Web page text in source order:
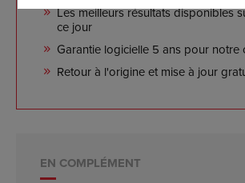
Les meilleurs résultats disponibles
ce jour
Garantie logicielle 5 ans pour notre
Retour à l'origine et mise à jour
EN COMPLÉMENT